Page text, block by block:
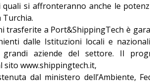
si affronteranno anche le
trasferite a Port&ShippingTech è
dalle Istituzioni locali e
aziende del settore. Il
sito www.shippingtech.it,
dal ministero dell’Ambiente,